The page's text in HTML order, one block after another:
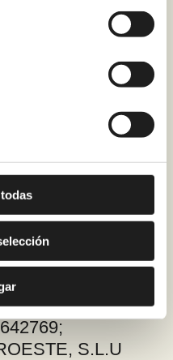
y/o modificada
por lo que
DATOS A
podrán ser
que integran los
empresas
MORATA Y
con N.I.F.:
HOLD, S.L. con
S.L.U